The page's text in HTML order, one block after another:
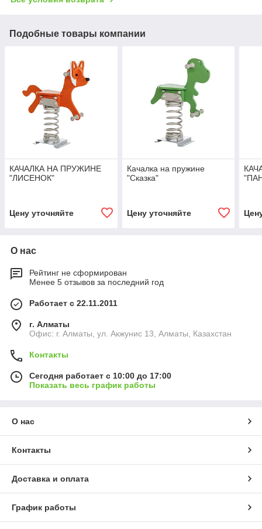
Подобные товары компании
КАЧАЛКА НА ПРУЖИНЕ
"ЛИСЕНОК"
Цену уточняйте
Качалка на пружине
"Сказка"
Цену уточняйте
О нас
Рейтинг не сформирован
Менее 5 отзывов за последний год
Работает с 22.11.2011
г. Алматы
Офис: г. Алматы, ул. Акжунис 13, Алматы, Казахстан
Контакты
Сегодня работает с 10:00 до 17:00
Показать весь график работы
О нас
Контакты
Доставка и оплата
График работы